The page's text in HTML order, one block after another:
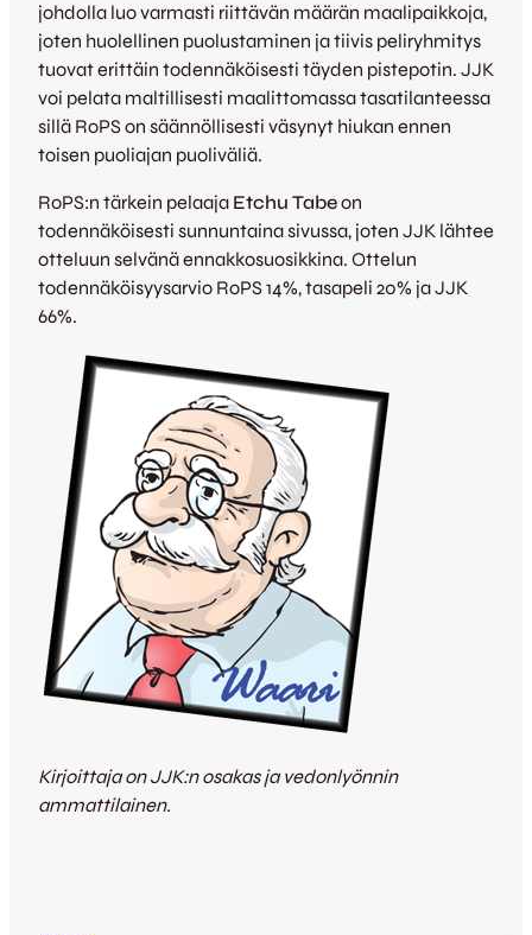
johdolla luo varmasti riittävän määrän maalipaikkoja,
joten huolellinen puolustaminen ja tiivis peliryhmitys
tuovat erittäin todennäköisesti täyden pistepotin. JJK
voi pelata maltillisesti maalittomassa tasatilanteessa
sillä RoPS on säännöllisesti väsynyt hiukan ennen
toisen puoliajan puoliväliä.
RoPS:n tärkein pelaaja Etchu Tabeon
todennäköisesti sunnuntaina sivussa, joten JJK lähtee
otteluun selvänä ennakkosuosikkina. Ottelun
todennäköisyysarvio RoPS 14%, tasapeli 20% ja JJK
66%.
Kirjoittaja on JJK:n osakas ja vedonlyönnin
ammattilainen.